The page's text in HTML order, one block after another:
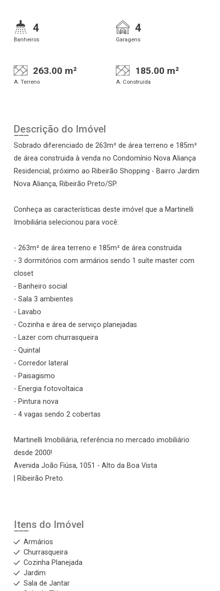
4
Banheiros
4
Garagens
263.00 m²
A. Terreno
185.00 m²
A. Construída
Descrição do Imóvel
Sobrado diferenciado de 263m² de área terreno e 185m²
de área construida à venda no Condomínio Nova Aliança
Residencial, próximo ao Ribeirão Shopping - Bairro Jardim
Nova Aliança, Ribeirão Preto/SP.
Conheça as características deste imóvel que a Martinelli
Imobiliária selecionou para você:
- 263m² de área terreno e 185m² de área construida
- 3 dormitórios com armários sendo 1 suíte master com
closet
- Banheiro social
- Sala 3 ambientes
- Lavabo
- Cozinha e área de serviço planejadas
- Lazer com churrasqueira
- Quintal
- Corredor lateral
- Paisagismo
- Energia fotovoltaica
- Pintura nova
- 4 vagas sendo 2 cobertas
Martinelli Imobiliária, referência no mercado imobiliário
desde 2000!
Avenida João Fiúsa, 1051 - Alto da Boa Vista
| Ribeirão Preto.
Itens do Imóvel
Armários
Churrasqueira
Cozinha Planejada
Jardim
Sala de Jantar